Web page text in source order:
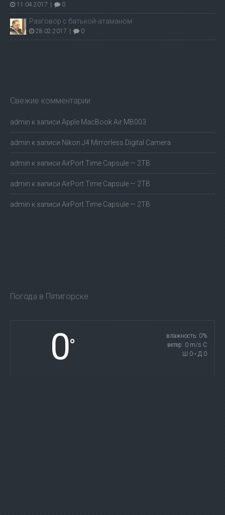
11.04.2017 | 0
Разговор с батькой-атаманом
28.02.2017 | 0
Свежие комментарии
admin к записи Apple MacBook Air MB003
admin к записи Nikon J4 Mirrorless Digital Camera
admin к записи AirPort Time Capsule — 2TB
admin к записи AirPort Time Capsule — 2TB
admin к записи AirPort Time Capsule — 2TB
Погода в Пятигорске
0°
влажность: 0%
ветер: 0 m/s С
Ш 0 • Д 0